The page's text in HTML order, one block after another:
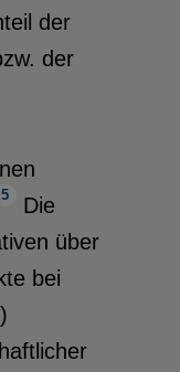
der
der
5
Die
über
bei